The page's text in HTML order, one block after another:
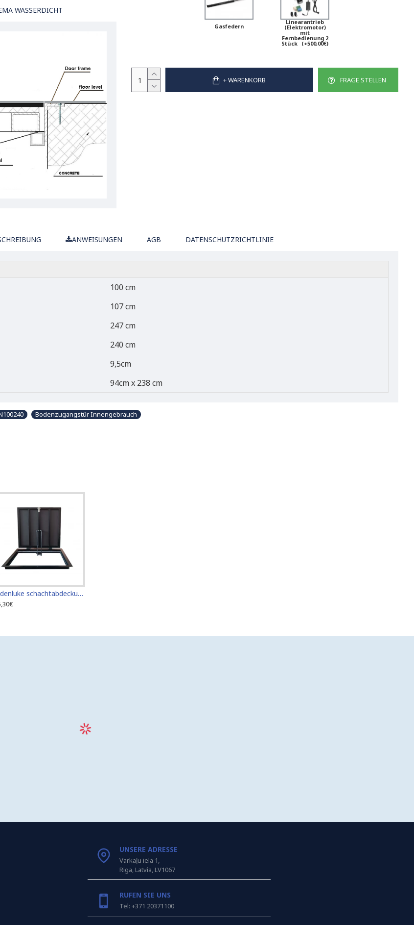
WASSERDICHT
Gasfedern
Linearantrieb
(Elektromotor)
mit
Fernbedienung 2
Stück (+500,00€)
+ WARENKORB FRAGE STELLEN
ANWEISUNGEN AGB DATENSCHUTZRICHTLINIE
100 cm
107 cm
247 cm
240 cm
9,5cm
94cm x 238 cm
Bodenzugangstür Innengebrauch
Bodenluke schachtabdeckung - Zugangsplatte für Fliesenböden 60 cm x 80 cm "H"
UNSERE ADRESSE
Varkaļu iela 1,
Riga, Latvia, LV1067
RUFEN SIE UNS
Tel: +371 20371100